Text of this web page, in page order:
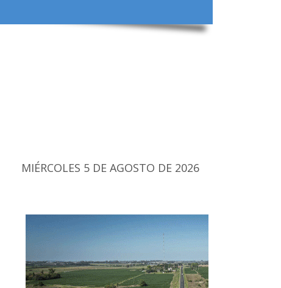
MIÉRCOLES 5 DE AGOSTO DE 2026